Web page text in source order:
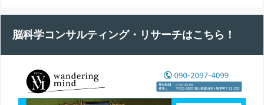
脳科学コンサルティング・リサーチはこちら！